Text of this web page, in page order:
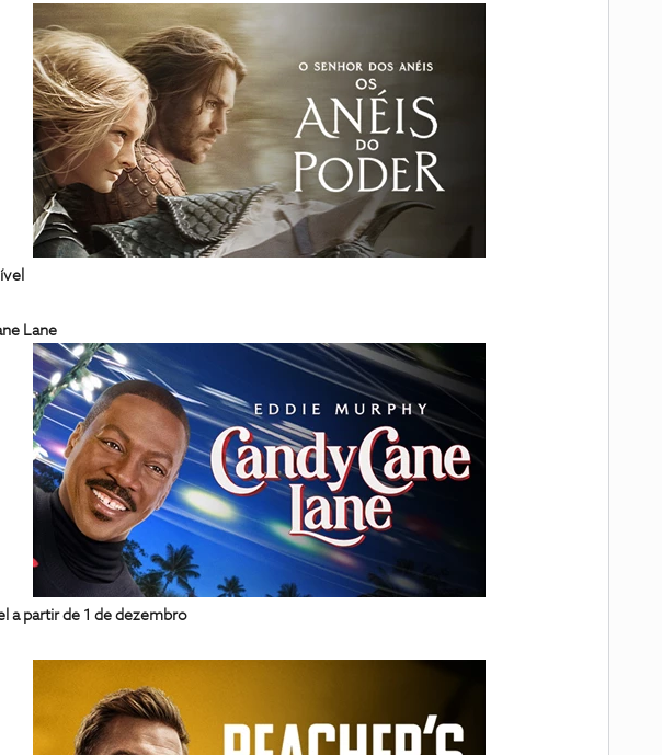
Lane
a partir de 1 de dezembro